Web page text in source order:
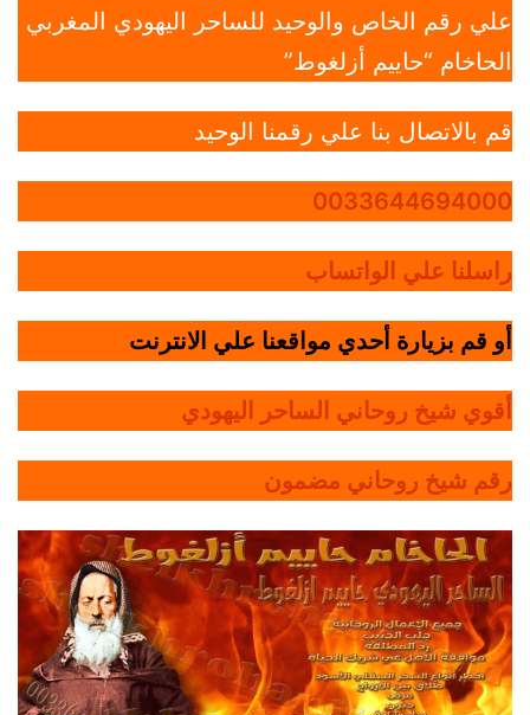
علي رقم الخاص والوحيد للساحر اليهودي المغربي
الحاخام “حاييم أزلغوط”
قم بالاتصال بنا علي رقمنا الوحيد
0033644694000
راسلنا علي الواتساب
أو قم بزيارة أحدي مواقعنا علي الانترنت
أقوي شيخ روحاني الساحر اليهودي
رقم شيخ روحاني مضمون